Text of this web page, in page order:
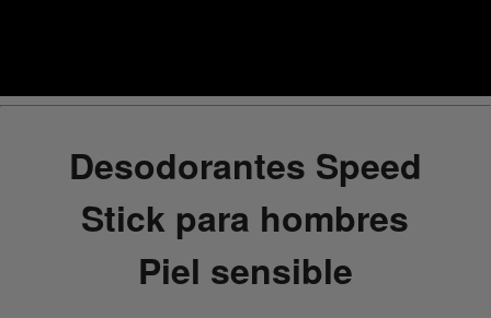
Desodorantes Speed
Stick para hombres
Piel sensible